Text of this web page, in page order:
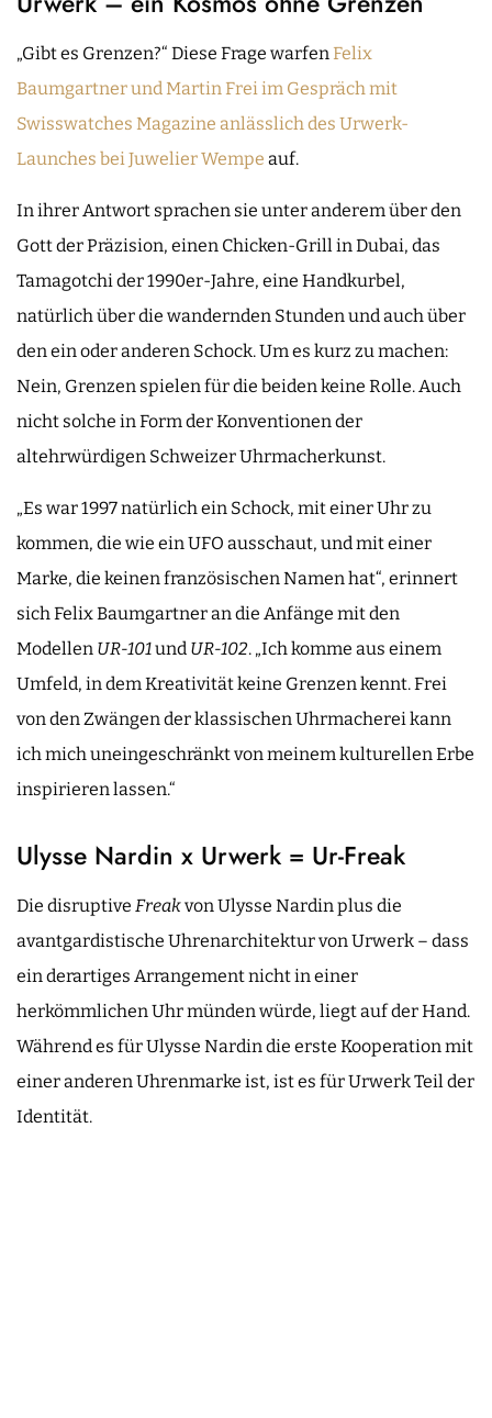
„Gibt es Grenzen?“ Diese Frage warfenFelix
Baumgartner und Martin Frei im Gespräch mit
Swisswatches Magazine anlässlich des Urwerk-
Launches bei Juwelier Wempe auf.
In ihrer Antwort sprachen sie unter anderem über den
Gott der Präzision, einen Chicken-Grill in Dubai, das
Tamagotchi der 1990er-Jahre, eine Handkurbel,
natürlich über die wandernden Stunden und auch über
den ein oder anderen Schock. Um es kurz zu machen:
Nein, Grenzen spielen für die beiden keine Rolle. Auch
nicht solche in Form der Konventionen der
altehrwürdigen Schweizer Uhrmacherkunst.
„Es war 1997 natürlich ein Schock, mit einer Uhr zu
kommen, die wie ein UFO ausschaut, und mit einer
Marke, die keinen französischen Namen hat“, erinnert
sich Felix Baumgartner an die Anfänge mit den
Modellen UR-101und UR-102. „Ich komme aus einem
Umfeld, in dem Kreativität keine Grenzen kennt. Frei
von den Zwängen der klassischen Uhrmacherei kann
ich mich uneingeschränkt von meinem kulturellen Erbe
inspirieren lassen.“
Ulysse Nardin x Urwerk = Ur-Freak
Die disruptive Freakvon Ulysse Nardin plus die
avantgardistische Uhrenarchitektur von Urwerk – dass
ein derartiges Arrangement nicht in einer
herkömmlichen Uhr münden würde, liegt auf der Hand.
Während es für Ulysse Nardin die erste Kooperation mit
einer anderen Uhrenmarke ist, ist es für Urwerk Teil der
Identität.